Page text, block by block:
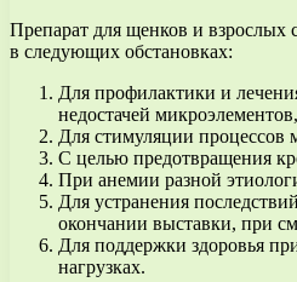
Препарат для щенков и взрослых
в следующих обстановках:
Для профилактики и
недостачей
Для стимуляции процессов
С целью предотвращения
При анемии разной
Для устранения
окончании выставки, при
Для поддержки здоровья
нагрузках.